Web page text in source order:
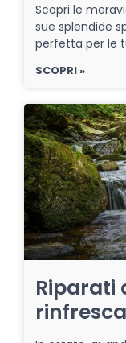
Scopri le
sue splendide
perfetta per le
SCOPRI »
Riparati